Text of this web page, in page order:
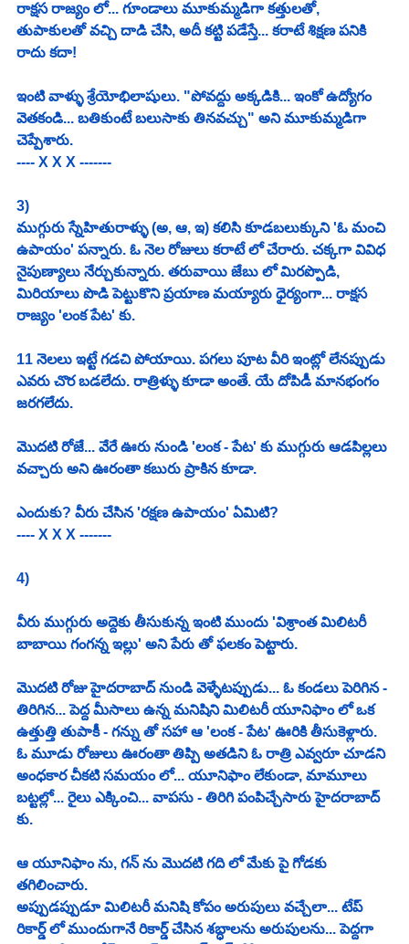
రాక్షస రాజ్యం లో... గూండాలు మూకుమ్మడిగా కత్తులతో,
తుపాకులతో వచ్చి దాడి చేసి, అదీ కట్టి పడేస్తే... కరాటే శిక్షణ పనికి
రాదు కదా!
ఇంటి వాళ్ళు శ్రేయోభిలాషులు. "పోవద్దు అక్కడికి... ఇంకో ఉద్యోగం
వెతకండి... బతికుంటే బలుసాకు తినవచ్చు" అని మూకుమ్మడిగా
చెప్పేశారు.
---- X X X -------
3)
ముగ్గురు స్నేహితురాళ్ళు (అ, ఆ, ఇ) కలిసి కూడబలుక్కుని 'ఓ మంచి
ఉపాయం' పన్నారు. ఓ నెల రోజులు కరాటే లో చేరారు. చక్కగా వివిధ
నైపుణ్యాలు నేర్చుకున్నారు. తరువాయి జేబు లో మిరప్పొడి,
మిరియాలు పొడి పెట్టుకొని ప్రయాణ మయ్యారు ధైర్యంగా... రాక్షస
రాజ్యం 'లంక పేట' కు.
11 నెలలు ఇట్టే గడచి పోయాయి. పగలు పూట వీరి ఇంట్లో లేనప్పుడు
ఎవరు చొర బడలేదు. రాత్రిళ్ళు కూడా అంతే. యే దోపిడీ మానభంగం
జరగలేదు.
మొదటి రోజే... వేరే ఊరు నుండి 'లంక - పేట' కు ముగ్గురు ఆడపిల్లలు
వచ్చారు అని ఊరంతా కబురు ప్రాకిన కూడా.
ఎందుకు? వీరు చేసిన 'రక్షణ ఉపాయం' ఏమిటి?
---- X X X -------
4)
వీరు ముగ్గురు అద్దెకు తీసుకున్న ఇంటి ముందు 'విశ్రాంత మిలిటరీ
బాబాయి గంగన్న ఇల్లు' అని పేరు తో ఫలకం పెట్టారు.
మొదటి రోజు హైదరాబాద్ నుండి వెళ్ళేటప్పుడు... ఓ కండలు పెరిగిన -
తిరిగిన... పెద్ద మీసాలు ఉన్న మనిషిని మిలిటరీ యూనిఫాం లో ఒక
ఉత్తుత్తి తుపాకీ - గన్ను తో సహా ఆ 'లంక - పేట' ఊరికి తీసుకెళ్లారు.
ఓ మూడు రోజులు ఊరంతా తిప్పి అతడిని ఓ రాత్రి ఎవ్వరూ చూడని
అంధకార చీకటి సమయం లో... యూనిఫాం లేకుండా, మామూలు
బట్టల్లో... రైలు ఎక్కించి... వాపసు - తిరిగి పంపిచ్చేసారు హైదరాబాద్
కు.
ఆ యూనిఫాం ను, గన్ ను మొదటి గది లో మేకు పై గోడకు
తగిలించారు.
అప్పుడప్పుడూ మిలిటరీ మనిషి కోపం అరుపులు వచ్చేలా... టేప్
రికార్డ్ లో ముందుగానే రికార్డ్ చేసిన శబ్ధాలను అరుపులను... పెద్దగా